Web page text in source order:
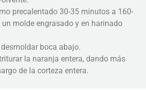
precalentado 30-35 minutos a 160-
molde engrasado y en harinado
boca abajo.
la naranja entera, dando más
de la corteza entera.